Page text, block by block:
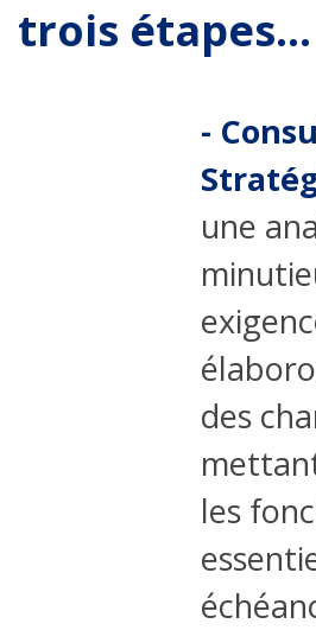
trois étapes...
-
une
des
les